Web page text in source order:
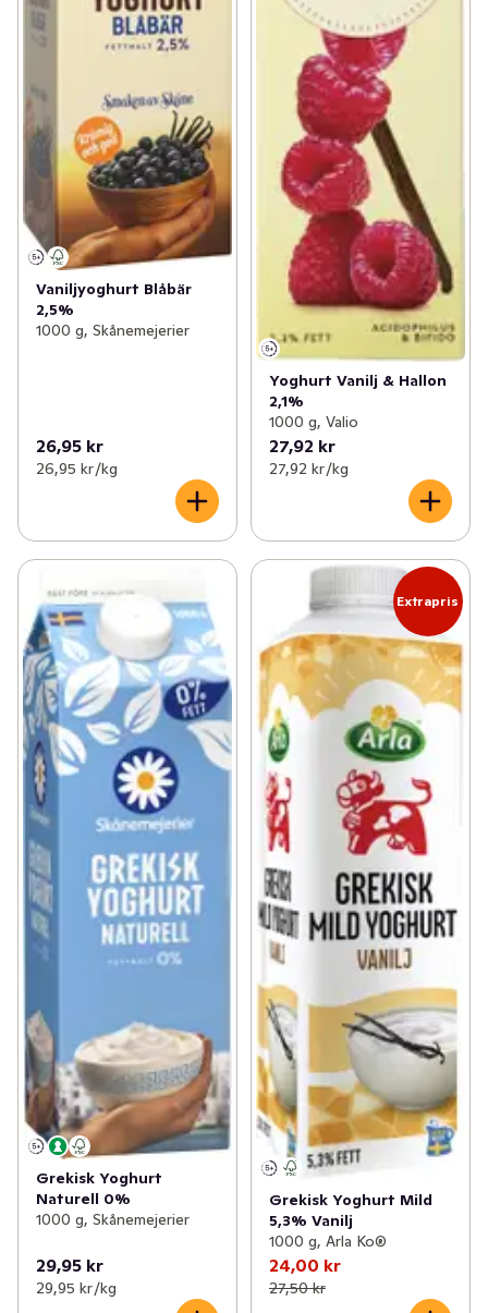
Vaniljyoghurt Blåbär
2,5%
1000 g, Skånemejerier
26,95 kr
26,95 kr /kg
Yoghurt Vanilj & Hallon
2,1%
1000 g, Valio
27,92 kr
27,92 kr /kg
Grekisk Yoghurt
Naturell 0%
1000 g, Skånemejerier
29,95 kr
29,95 kr /kg
Extrapris
Grekisk Yoghurt Mild
5,3% Vanilj
1000 g, Arla Ko®
24,00 kr
27,50 kr